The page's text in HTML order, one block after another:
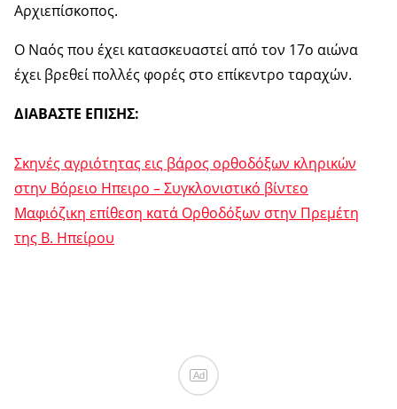
Αρχιεπίσκοπος.
Ο Ναός που έχει κατασκευαστεί από τον 17ο αιώνα
έχει βρεθεί πολλές φορές στο επίκεντρο ταραχών.
ΔΙΑΒΑΣΤΕ ΕΠΙΣΗΣ:
Σκηνές αγριότητας εις βάρος ορθοδόξων κληρικών
στην Βόρειο Ηπειρο – Συγκλονιστικό βίντεο
Μαφιόζικη επίθεση κατά Ορθοδόξων στην Πρεμέτη
της Β. Ηπείρου
Ad